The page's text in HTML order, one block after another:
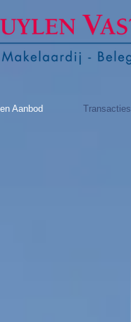
Aanbod Transacties